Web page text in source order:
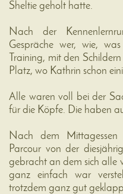
Sheltie geholt hatte.
Nach der
Gespräche wer, wie,
Training, mit den
Platz, wo Kathrin schon
Alle waren voll bei der
für die Köpfe. Die haben
Nach dem Mittagessen
Parcour von der
gebracht an dem sich alle
ganz einfach war
trotzdem ganz gut